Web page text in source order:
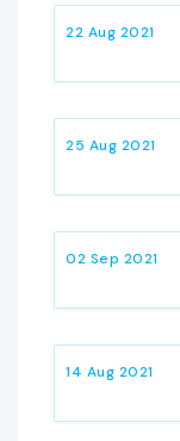
14 Aug 2021
22 Aug 2021
25 Aug 2021
02 Sep 2021